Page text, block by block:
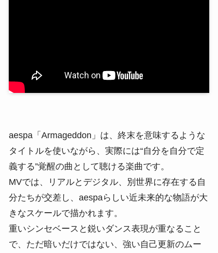
aespa「Armageddon」は、終末を意味するような
タイトルを使いながら、実際には“自分を自分で定
義する”覚醒の曲として聴ける楽曲です。
MVでは、リアルとデジタル、別世界に存在する自
分たちが交差し、aespaらしい近未来的な物語が大
きなスケールで描かれます。
重いシンセベースと鋭いダンス表現が重なること
で、ただ暗いだけではない、強い自己更新のムー